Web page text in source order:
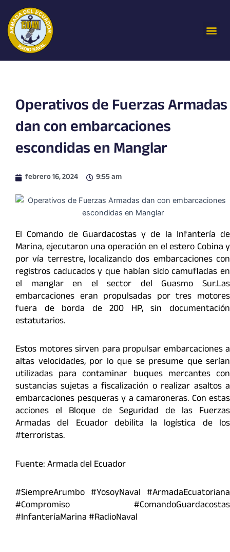
contenido
Operativos de Fuerzas Armadas
dan con embarcaciones
escondidas en Manglar
febrero 16, 2024 9:55 am
El Comando de Guardacostas y de la Infantería de
Marina, ejecutaron una operación en el estero Cobina y
por vía terrestre, localizando dos embarcaciones con
registros caducados y que habían sido camufladas en
el manglar en el sector del Guasmo Sur.Las
embarcaciones eran propulsadas por tres motores
fuera de borda de 200 HP, sin documentación
estatutarios.
Estos motores sirven para propulsar embarcaciones a
altas velocidades, por lo que se presume que serían
utilizadas para contaminar buques mercantes con
sustancias sujetas a fiscalización o realizar asaltos a
embarcaciones pesqueras y a camaroneras. Con estas
acciones el Bloque de Seguridad de las Fuerzas
Armadas del Ecuador debilita la logística de los
#terroristas.
Fuente: Armada del Ecuador
#SiempreArumbo #YosoyNaval #ArmadaEcuatoriana
#Compromiso #ComandoGuardacostas
#InfanteríaMarina #RadioNaval